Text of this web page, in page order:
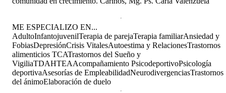
ME ESPECIALIZO EN...
AdultoInfantojuvenilTerapia de parejaTerapia familiarAnsiedad y
FobiasDepresiónCrisis VitalesAutoestima y RelacionesTrastornos
alimenticios TCATrastornos del Sueño y
VigiliaTDAHTEAAcompañamiento PsicodeportivoPsicología
deportivaAsesorías de EmpleabilidadNeurodivergenciasTrastornos
del ánimoElaboración de duelo